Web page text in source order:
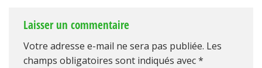
Laisser un commentaire
Votre adresse e-mail ne sera pas publiée. Les
champs obligatoires sont indiqués avec*